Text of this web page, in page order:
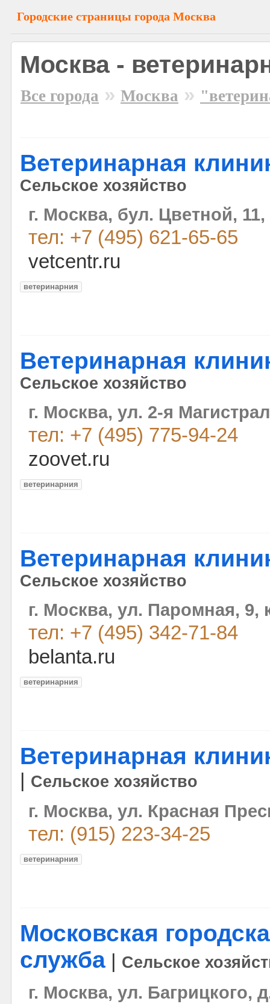
Городские страницы города Москва
Москва -
Все города » Москва »
Ветеринарная
Сельское хозяйство
г. Москва, бул. Цветной, 11,
тел: +7 (495) 621-65-65
vetcentr.ru
ветеринарния
Ветеринарная
Сельское хозяйство
г. Москва, ул. 2-я
тел: +7 (495) 775-94-24
zoovet.ru
ветеринарния
Ветеринарная
Сельское хозяйство
г. Москва, ул. Паромная, 9,
тел: +7 (495) 342-71-84
belanta.ru
ветеринарния
Ветеринарная
Сельское хозяйство
г. Москва, ул. Красная
тел: (915) 223-34-25
ветеринарния
Московская
служба
Сельское
г. Москва, ул. Багрицкого,